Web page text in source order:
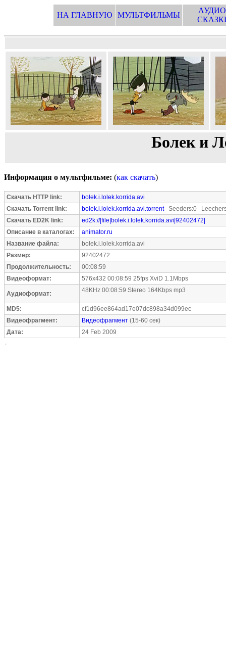
НА ГЛАВНУЮ МУЛЬТФИЛЬМЫ
Болек и
Информация о мультфильме: (как скачать)
Скачать HTTP link:
bolek.i.lolek.korrida.avi
Скачать Torrent link:
bolek.i.lolek.korrida.avi.torrentSeeders:0
Скачать ED2K link:
ed2k://|file|bolek.i.lolek.korrida.avi|92402472|
Описание в каталогах:
animator.ru
Название файла:
bolek.i.lolek.korrida.avi
Размер:
92402472
Продолжительность:
00:08:59
Видеоформат:
576x432 00:08:59 25fps XviD 1.1Mbps
Аудиоформат: 48KHz 00:08:59 Stereo 164Kbps mp3
MD5:
cf1d96ee864ad17e07dc898a34d099ec
Видеофрагмент:
Видеофрагмент (15-60 сек)
Дата:
24 Feb 2009